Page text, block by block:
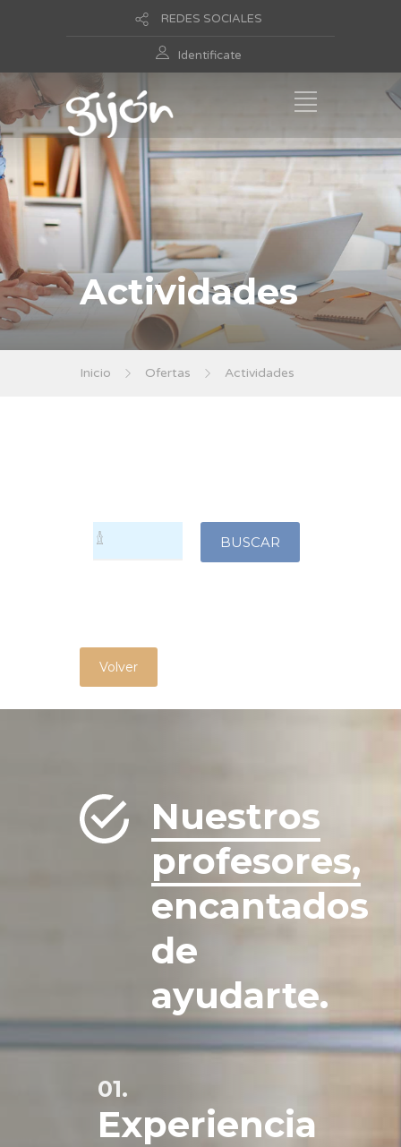
REDES SOCIALES
Identificate
Actividades
Inicio Ofertas Actividades
Volver
Nuestros
profesores,
encantados
de
ayudarte.
01.
Experiencia